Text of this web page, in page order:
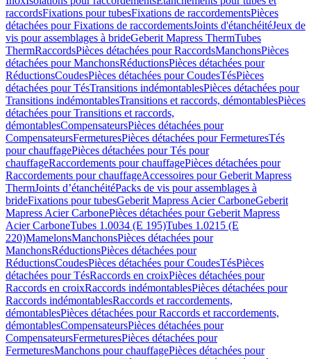
raccordsFixations pour tubesFixations de raccordementsPièces
détachées pour Fixations de raccordementsJoints d'étanchéitéJeux de
vis pour assemblages à brideGeberit Mapress ThermTubes
ThermRaccordsPièces détachées pour RaccordsManchonsPièces
détachées pour ManchonsRéductionsPièces détachées pour
RéductionsCoudesPièces détachées pour CoudesTésPièces
détachées pour TésTransitions indémontablesPièces détachées pour
Transitions indémontablesTransitions et raccords, démontablesPièces
détachées pour Transitions et raccords,
démontablesCompensateursPièces détachées pour
CompensateursFermeturesPièces détachées pour FermeturesTés
pour chauffagePièces détachées pour Tés pour
chauffageRaccordements pour chauffagePièces détachées pour
Raccordements pour chauffageAccessoires pour Geberit Mapress
ThermJoints d’étanchéitéPacks de vis pour assemblages à
brideFixations pour tubesGeberit Mapress Acier CarboneGeberit
Mapress Acier CarbonePièces détachées pour Geberit Mapress
Acier CarboneTubes 1.0034 (E 195)Tubes 1.0215 (E
220)MamelonsManchonsPièces détachées pour
ManchonsRéductionsPièces détachées pour
RéductionsCoudesPièces détachées pour CoudesTésPièces
détachées pour TésRaccords en croixPièces détachées pour
Raccords en croixRaccords indémontablesPièces détachées pour
Raccords indémontablesRaccords et raccordements,
démontablesPièces détachées pour Raccords et raccordements,
démontablesCompensateursPièces détachées pour
CompensateursFermeturesPièces détachées pour
FermeturesManchons pour chauffagePièces détachées pour